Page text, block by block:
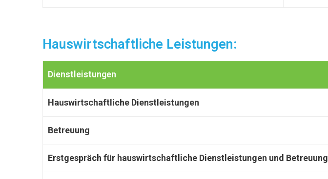
Hauswirtschaftliche Leistungen:
Dienstleistungen
Hauswirtschaftliche Dienstleistungen
Betreuung
Erstgespräch für hauswirtschaftliche Dienstleistungen und Betreuung